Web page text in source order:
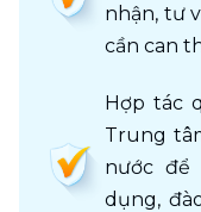
nhận, tư
cần can
Hợp tác
Trung
nước để
dụng,